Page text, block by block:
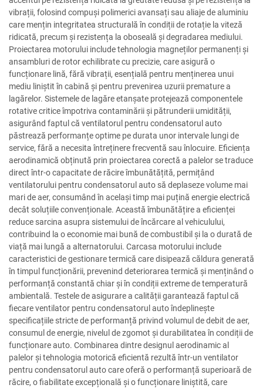
vibrații, folosind compuși polimerici avansați sau aliaje de aluminiu
care mențin integritatea structurală în condiții de rotație la viteză
ridicată, precum și rezistența la oboseală și degradarea mediului.
Proiectarea motorului include tehnologia magneților permanenți și
ansambluri de rotor echilibrate cu precizie, care asigură o
funcționare lină, fără vibrații, esențială pentru menținerea unui
mediu liniștit în cabină și pentru prevenirea uzurii premature a
lagărelor. Sistemele de lagăre etanșate protejează componentele
rotative critice împotriva contaminării și pătrunderii umidității,
asigurând faptul că ventilatorul pentru condensatorul auto
păstrează performanțe optime pe durata unor intervale lungi de
service, fără a necesita întreținere frecventă sau înlocuire. Eficiența
aerodinamică obținută prin proiectarea corectă a palelor se traduce
direct într-o capacitate de răcire îmbunătățită, permițând
ventilatorului pentru condensatorul auto să deplaseze volume mai
mari de aer, consumând în același timp mai puțină energie electrică
decât soluțiile convenționale. Această îmbunătățire a eficienței
reduce sarcina asupra sistemului de încărcare al vehiculului,
contribuind la o economie mai bună de combustibil și la o durată de
viață mai lungă a alternatorului. Carcasa motorului include
caracteristici de gestionare termică care disipează căldura generată
în timpul funcționării, prevenind deteriorarea termică și menținând o
performanță constantă chiar și în condiții extreme de temperatură
ambientală. Testele de asigurare a calității garantează faptul că
fiecare ventilator pentru condensatorul auto îndeplinește
specificațiile stricte de performanță privind volumul de debit de aer,
consumul de energie, nivelul de zgomot și durabilitatea în condiții de
funcționare auto. Combinarea dintre designul aerodinamic al
palelor și tehnologia motorică eficientă rezultă într-un ventilator
pentru condensatorul auto care oferă o performanță superioară de
răcire, o fiabilitate excepțională și o funcționare liniștită, care